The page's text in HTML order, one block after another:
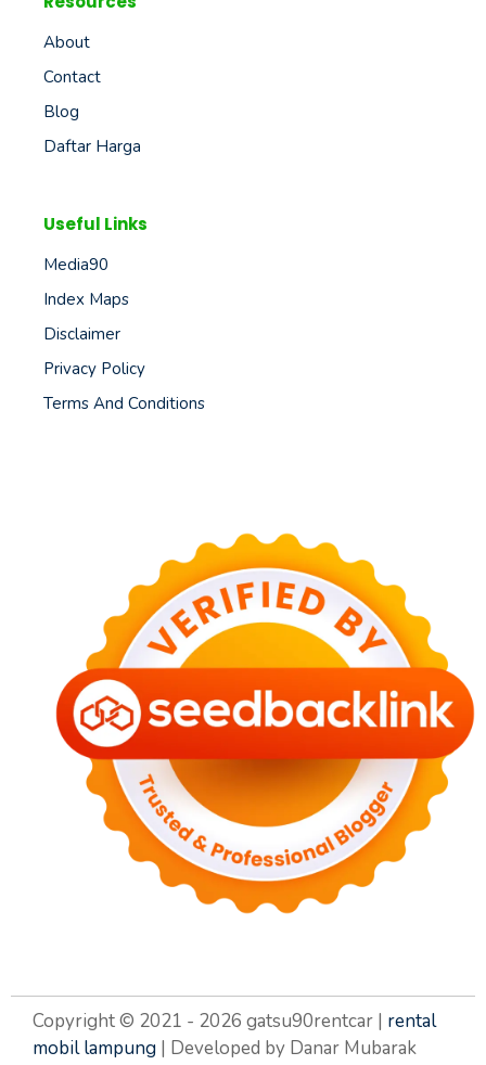
About
Contact
Blog
Daftar Harga
Useful Links
Media90
Index Maps
Disclaimer
Privacy Policy
Terms And Conditions
Copyright © 2021 - 2026 gatsu90rentcar | rental
mobil lampung | Developed by Danar Mubarak